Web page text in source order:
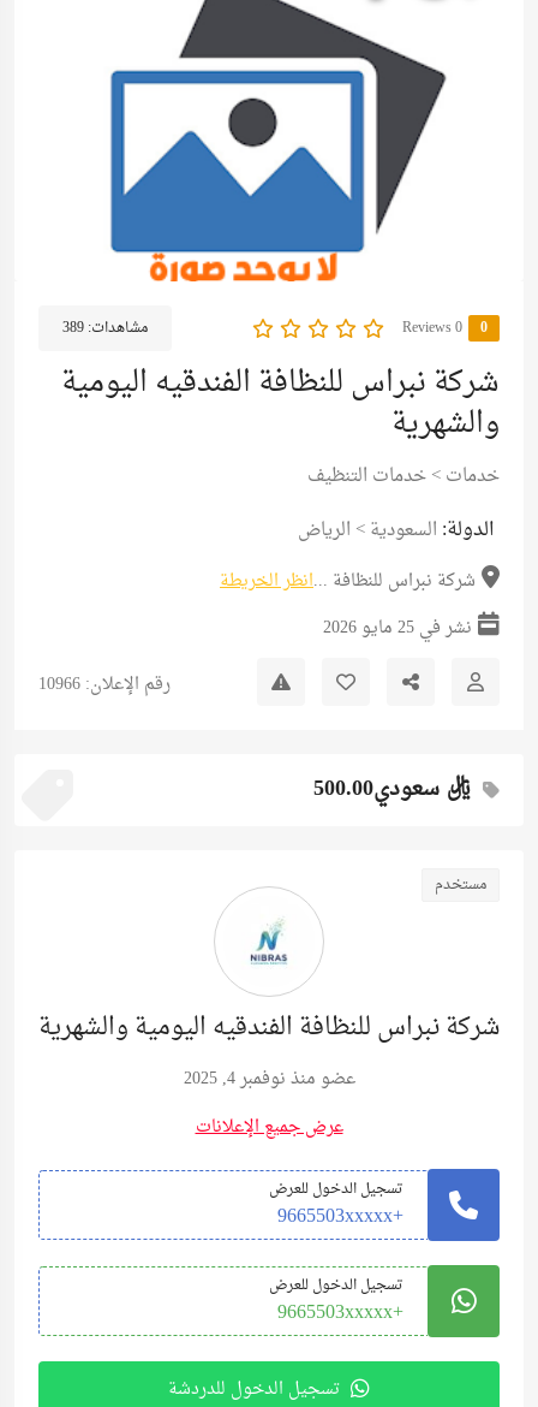
0
0 Reviews مشاهدات:389
شركة نبراس للنظافة الفندقيه اليومية
والشهرية
خدمات>خدمات التنظيف
الدولة: السعودية> الرياض
شركة نبراس للنظافة ...انظر الخريطة
نشر في 25 مايو 2026
رقم الإعلان: 10966
ريال سعودي500.00
مستخدم
شركة نبراس للنظافة الفندقيه اليومية والشهرية
عضو منذ نوفمبر 4, 2025
عرض جميع الإعلانات
تسجيل الدخول للعرض
+9665503xxxxx
تسجيل الدخول للعرض
+9665503xxxxx
تسجيل الدخول للدردشة